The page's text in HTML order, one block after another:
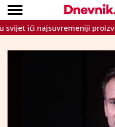
CRNA
Copyright ©
ići najsuvremeniji proizvodi